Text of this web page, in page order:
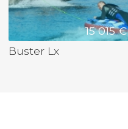
15 015 €
Buster Lx